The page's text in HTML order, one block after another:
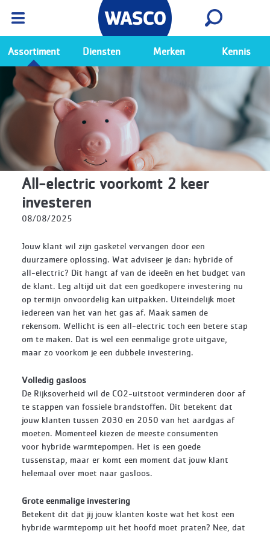
Ga naar de Wasco app
Bekijk
Assortiment Diensten Merken Kennis
All-electric voorkomt 2 keer
investeren
08/08/2025
Jouw klant wil zijn gasketel vervangen door een
duurzamere oplossing. Wat adviseer je dan: hybride of
all-electric? Dit hangt af van de ideeën en het budget van
de klant. Leg altijd uit dat een goedkopere investering nu
op termijn onvoordelig kan uitpakken. Uiteindelijk moet
iedereen van het van het gas af. Maak samen de
rekensom. Wellicht is een all-electric toch een betere stap
om te maken. Dat is wel een eenmalige grote uitgave,
maar zo voorkom je een dubbele investering.
Volledig gasloos
De Rijksoverheid wil de CO2-uitstoot verminderen door af
te stappen van fossiele brandstoffen. Dit betekent dat
jouw klanten tussen 2030 en 2050 van het aardgas af
moeten. Momenteel kiezen de meeste consumenten
voor hybride warmtepompen. Het is een goede
tussenstap, maar er komt een moment dat jouw klant
helemaal over moet naar gasloos.
Grote eenmalige investering
Betekent dit dat jij jouw klanten koste wat het kost een
hybride warmtepomp uit het hoofd moet praten? Nee, dat